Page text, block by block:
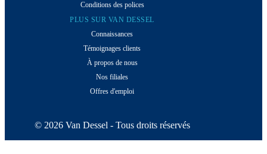
Conditions des polices
PLUS SUR VAN DESSEL
Connaissances
Témoignages clients
À propos de nous
Nos filiales
Offres d'emploi
© 2026 Van Dessel - Tous droits réservés